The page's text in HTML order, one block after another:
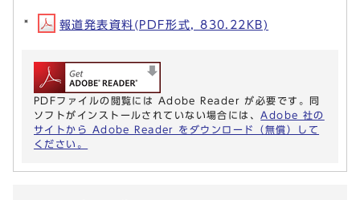
報道発表資料(PDF形式, 830.22KB)
PDFファイルの閲覧には Adobe Reader が必要です。同
ソフトがインストールされていない場合には、 Adobe 社の
サイトから Adobe Reader をダウンロード（無償）して
ください。